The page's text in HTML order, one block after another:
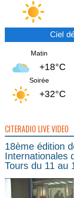
Ciel
Matin
+18°C
Soirée
+32°C
CITERADIO LIVE VIDEO
18ème édition
Internationales
Tours du 11 au